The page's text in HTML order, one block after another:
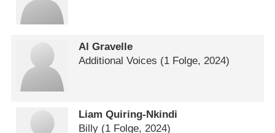
Al Gravelle
Additional Voices (1 Folge, 2024)
Liam Quiring-Nkindi
Billy (1 Folge, 2024)